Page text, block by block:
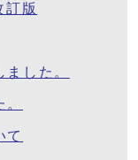
訂版
した。
て